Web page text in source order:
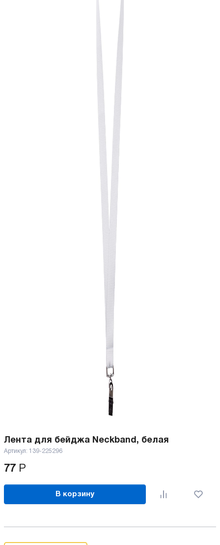
Лента для бейджа Neckband, белая
Артикул: 139-225296
77 Р
В корзину